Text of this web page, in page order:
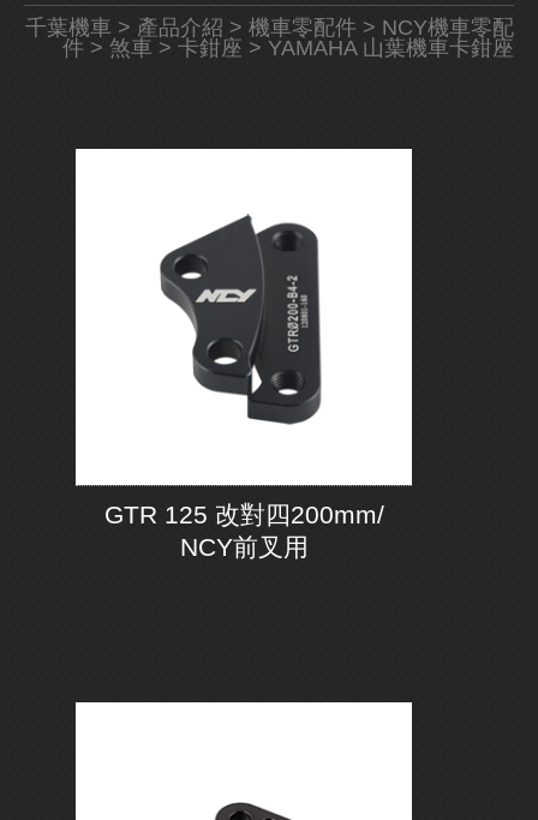
千葉機車 > 產品介紹 > 機車零配件 > NCY機車零配
件 > 煞車 > 卡鉗座 > YAMAHA 山葉機車卡鉗座
GTR 125 改對四200mm/
NCY前叉用